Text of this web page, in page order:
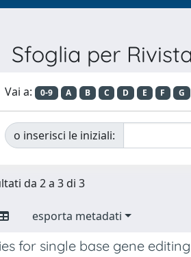
Sfoglia per
Vai a: 0-9 A B C D E F G
o inserisci le iniziali:
da 2 a 3 di 3
esporta metadati
for single base gene